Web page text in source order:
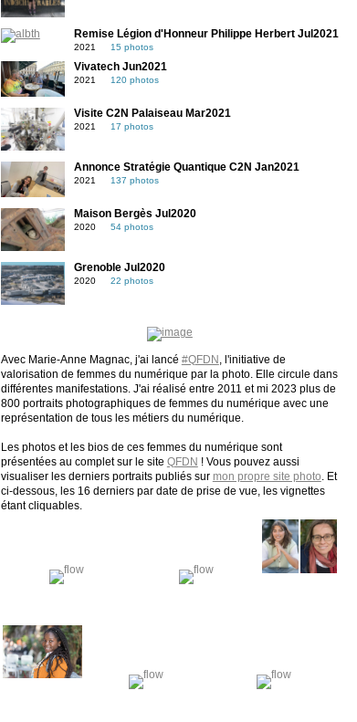
Remise Légion d'Honneur Philippe Herbert Jul2021
2021 15 photos
Vivatech Jun2021
2021 120 photos
Visite C2N Palaiseau Mar2021
2021 17 photos
Annonce Stratégie Quantique C2N Jan2021
2021 137 photos
Maison Bergès Jul2020
2020 54 photos
Grenoble Jul2020
2020 22 photos
Avec Marie-Anne Magnac, j'ai lancé #QFDN
, l'initiative de
valorisation de femmes du numérique par la photo. Elle circule dans
différentes manifestations. J'ai réalisé entre 2011 et mi 2023 plus de
800 portraits photographiques de femmes du numérique avec une
représentation de tous les métiers du numérique.
Les photos et les bios de ces femmes du numérique sont
présentées au complet sur le site QFDN ! Vous pouvez aussi
visualiser les derniers portraits publiés sur mon propre site photo . Et
ci-dessous, les 16 derniers par date de prise de vue, les vignettes
étant cliquables.